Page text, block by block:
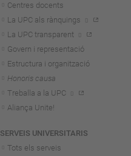
Centres docents
La UPC als rànquings
La UPC transparent
Govern i representació
Estructura i organització
Honoris causa
Treballa a la UPC
Aliança Unite!
SERVEIS UNIVERSITARIS
Tots els serveis